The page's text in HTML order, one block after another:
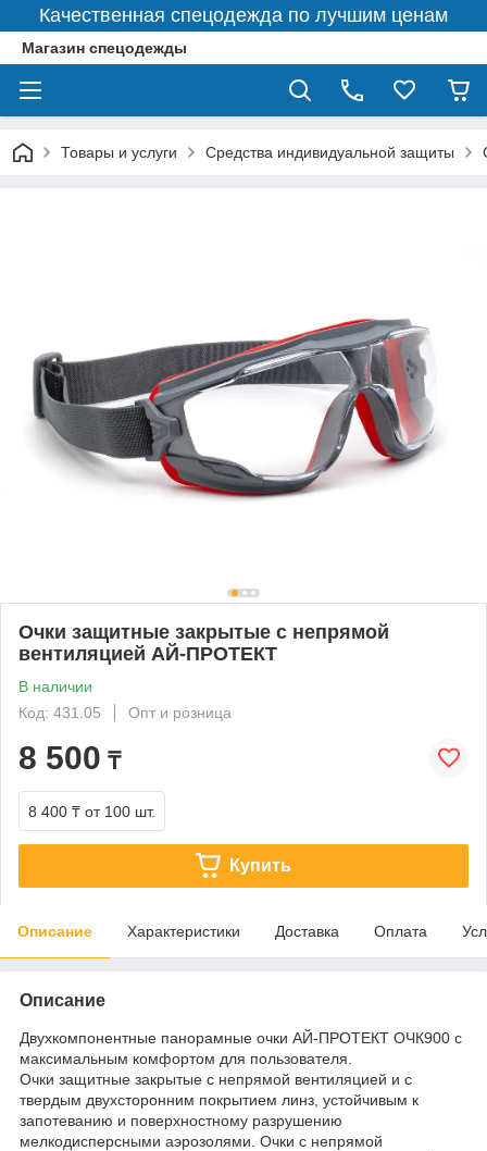
Качественная спецодежда по лучшим ценам
Магазин спецодежды
Товары и услуги Средства индивидуальной защиты
Очки защитные закрытые с непрямой
вентиляцией АЙ-ПРОТЕКТ
В наличии
Код: 431.05
Опт и розница
8 500 ₸
8 400 ₸ от 100 шт.
Купить
Описание Характеристики Доставка Оплата
Описание
Двухкомпонентные панорамные очки АЙ-ПРОТЕКТ ОЧК900 с
максимальным комфортом для пользователя.
Очки защитные закрытые с непрямой вентиляцией и с
твердым двухсторонним покрытием линз, устойчивым к
запотеванию и поверхностному разрушению
мелкодисперсными аэрозолями. Очки с непрямой